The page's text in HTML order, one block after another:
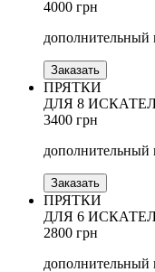
4000 грн
дополнительный
Заказать
ПРЯТКИ
ДЛЯ 8
3400 грн
дополнительный
Заказать
ПРЯТКИ
ДЛЯ 6
2800 грн
дополнительный